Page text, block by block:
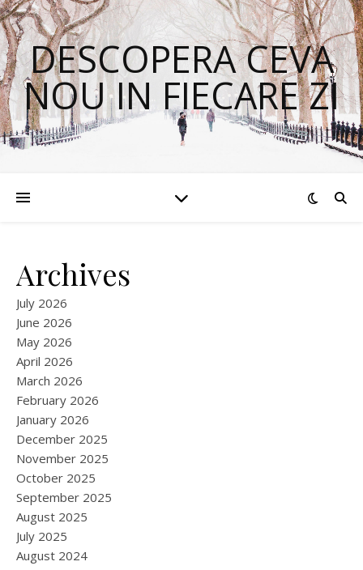
DESCOPERA CEVA
NOU IN FIECARE ZI
Archives
July 2026
June 2026
May 2026
April 2026
March 2026
February 2026
January 2026
December 2025
November 2025
October 2025
September 2025
August 2025
July 2025
August 2024